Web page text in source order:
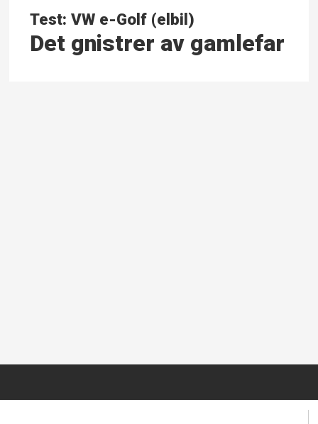
Test: VW e-Golf (elbil)
Det gnistrer av gamlefar